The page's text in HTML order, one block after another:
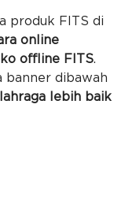
produk FITS di
online
offline FITS.
banner dibawah
lebih baik